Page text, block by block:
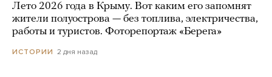
Лето 2026 года в Крыму. Вот каким его запомнят
жители полуострова — без топлива, электричества,
работы и туристов. Фоторепортаж «Берега»
ИСТОРИИ 2 дня назад